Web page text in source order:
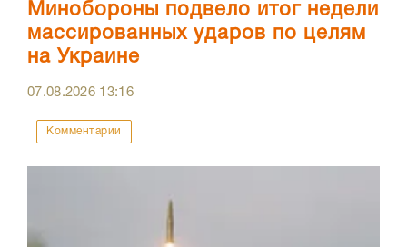
Минобороны подвело итог недели
массированных ударов по целям
на Украине
07.08.2026 13:16
Комментарии